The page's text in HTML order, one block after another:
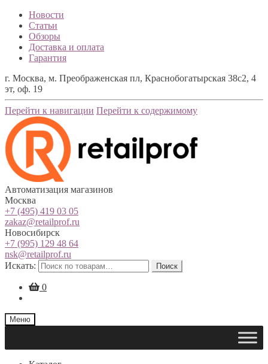
Новости
Статьи
Обзоры
Доставка и оплата
Гарантия
г. Москва, м. Преображенская пл, Краснобогатырская 38с2, 4
эт, оф. 19
Перейти к навигации Перейти к содержимому
Автоматизация магазинов
Москва
+7 (495) 419 03 05
zakaz@retailprof.ru
Новосибирск
+7 (995) 129 48 64
nsk@retailprof.ru
Искать:
Поиск
0
Меню